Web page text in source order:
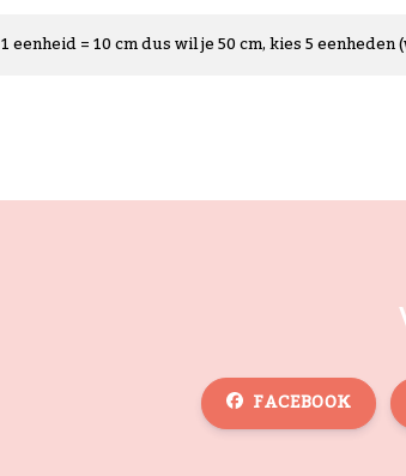
1 eenheid = 10 cm dus wil je 50 cm, kies 5
FACEBOOK